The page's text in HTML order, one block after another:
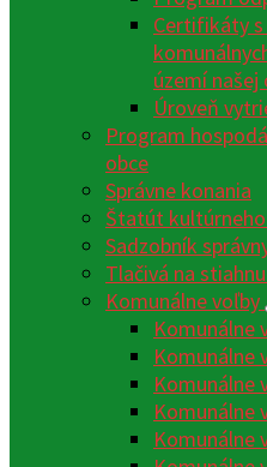
Certifikáty
území našej
Úroveň
Program
obce
Správne konania
Štatút
Sadzobník
Tlačivá na
Komunálne voľby
Komunálne
Komunálne
Komunálne
Komunálne
Komunálne